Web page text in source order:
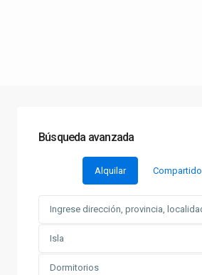
Búsqueda avanzada
Alquilar Compartido
Isla
Dormitorios